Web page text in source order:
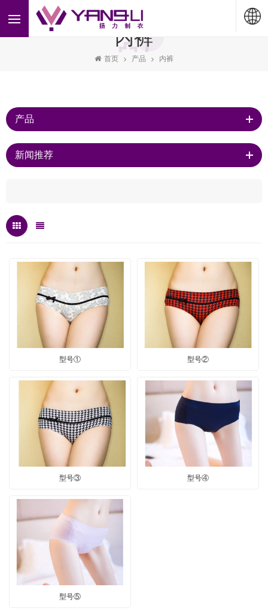
内裤
首页 产品 内裤
产品
新闻推荐
型号① 型号②
型号③ 型号④
型号⑤